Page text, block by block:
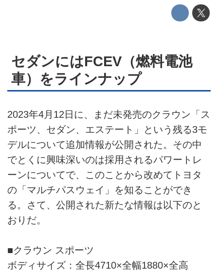
このメディアについて
運営会社
プライバシーポリシー
ライター名簿
お問い合せ
広告掲載について
セダンにはFCEV（燃料電池
車）をラインナップ
2023年4月12日に、まだ未発売のクラウン「ス
ポーツ、セダン、エステート」という残る3モ
デルについて追加情報が公開された。その中
でとくに興味深いのは採用されるパワートレ
ーンについてで、このことから改めてトヨタ
の「マルチパスウェイ」を知ることができ
る。さて、公開された新たな情報は以下のと
おりだ。
■クラウン スポーツ
ボディサイズ：全長4710×全幅1880×全高